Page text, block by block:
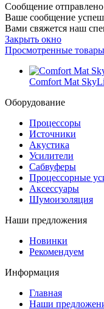
Сообщение отправлено
Ваше сообщение
Вами свяжется наш
Закрыть окно
Просмотренные товары
Comfort Mat
Оборудование
Процессоры
Источники
Акустика
Усилители
Сабвуферы
Процессорные
Аксессуары
Шумоизоляция
Наши предложения
Новинки
Рекомендуем
Информация
Главная
Наши